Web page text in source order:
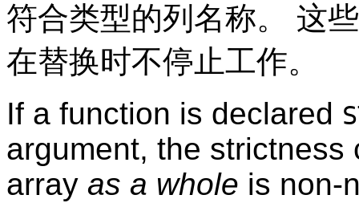
符合类型的列名称。 这
在替换时不停止工作。
If a function is declared
argument, the
array as a whole is non-